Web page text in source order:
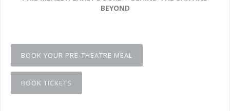
BEYOND
BOOK YOUR PRE-THEATRE MEAL
BOOK TICKETS